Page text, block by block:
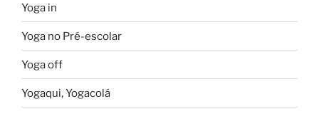
Yoga in
Yoga no Pré-escolar
Yoga off
Yogaqui, Yogacolá